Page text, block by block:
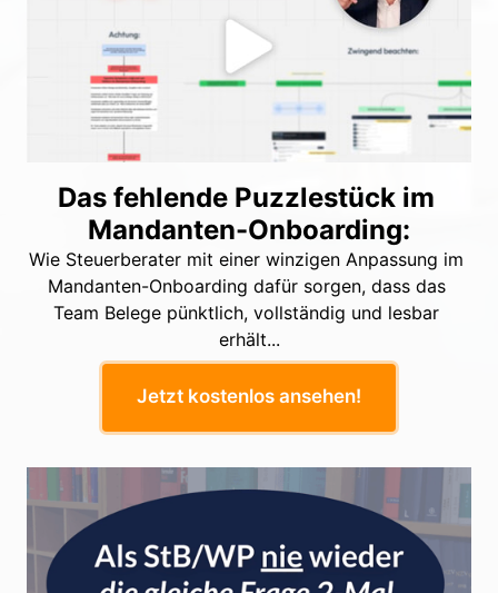
Das fehlende Puzzlestück im
Mandanten-Onboarding:
Wie Steuerberater mit einer winzigen Anpassung im
Mandanten-Onboarding dafür sorgen, dass das
Team Belege pünktlich, vollständig und lesbar
erhält...
Jetzt kostenlos ansehen!